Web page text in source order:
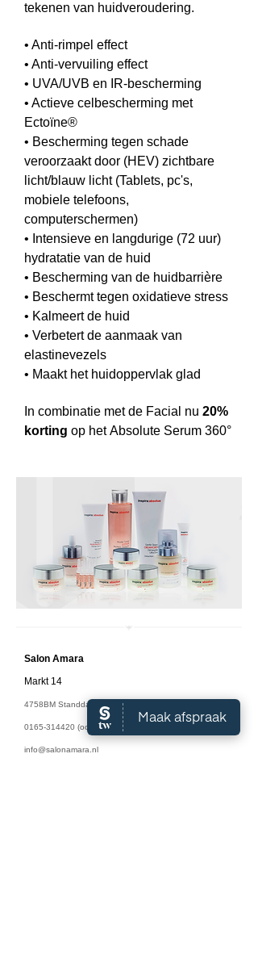
tekenen van huidveroudering.
• Anti-rimpel effect
• Anti-vervuiling effect
• UVA/UVB en IR-bescherming
• Actieve celbescherming met
Ectoïne®
• Bescherming tegen schade
veroorzaakt door (HEV) zichtbare
licht/blauw licht (Tablets, pc's,
mobiele telefoons,
computerschermen)
• Intensieve en langdurige (72 uur)
hydratatie van de huid
• Bescherming van de huidbarrière
• Beschermt tegen oxidatieve stress
• Kalmeert de huid
• Verbetert de aanmaak van
elastinevezels
• Maakt het huidoppervlak glad
In combinatie met de Facial nu 20%
korting op het Absolute Serum 360°​
Salon Amara
Markt 14
4758BM Standdaarbuiten
0165-314420 (ook WhatsApp)
info@salonamara.nl